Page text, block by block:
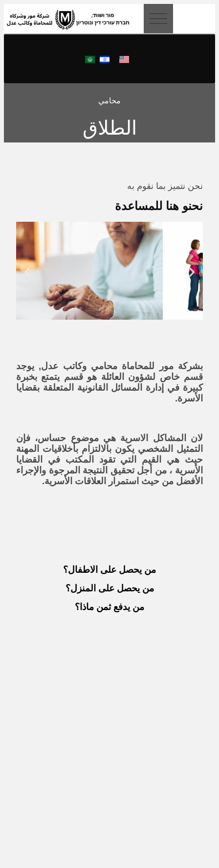
محامي
الطلاق
نحن نتميز بما نقوم به
نحنو هنا للمساعدة
بشركة مور للمحاماة محامي وكاتب عدل, يوجد
قسم خاص لشؤون العائلة هو قسم يتمتع بخبرة
كبيرة في إدارة المسائل القانونية المتعلقة بقضايا
الأسرة.
لان المشاكل الاسرية هي موضوع حساس، فإن
التمثيل الشخصي يكون بالالتزام بأخلاقيات المهنة
حيث هي القيم التي تقود المكتب في القضايا
الأسرية ، من أجل تحقيق النتيجة المرجوة والإجراء
الأفضل من حيث استمرار العلاقات الأسرية.
من يحصل على الاطفال؟
من يحصل على المنزل؟
من يدفع ثمن ماذا؟